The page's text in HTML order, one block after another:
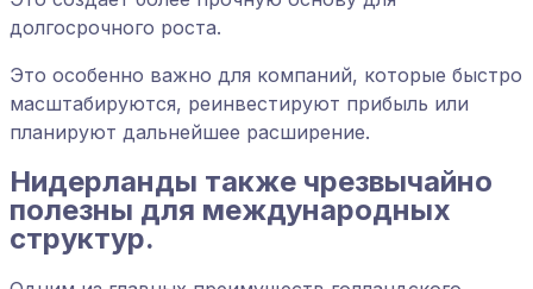
долгосрочного роста.
Это особенно важно для компаний, которые быстро
масштабируются, реинвестируют прибыль или
планируют дальнейшее расширение.
Нидерланды также чрезвычайно
полезны для международных
структур.